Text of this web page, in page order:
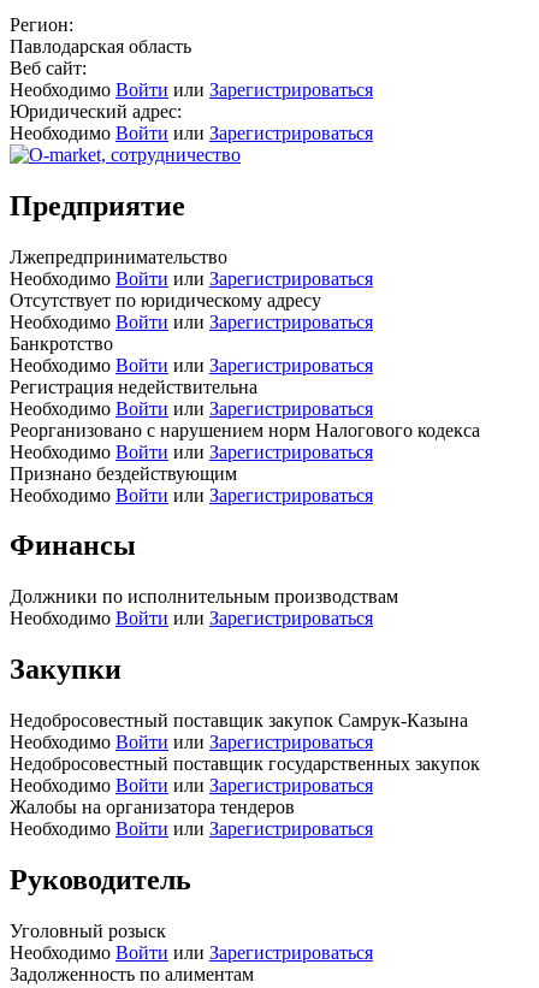
Регион:
Павлодарская область
Веб сайт:
Необходимо Войти или Зарегистрироваться
Юридический адрес:
Необходимо Войти или Зарегистрироваться
Предприятие
Лжепредпринимательство
Необходимо Войти или Зарегистрироваться
Отсутствует по юридическому адресу
Необходимо Войти или Зарегистрироваться
Банкротство
Необходимо Войти или Зарегистрироваться
Регистрация недействительна
Необходимо Войти или Зарегистрироваться
Реорганизовано с нарушением норм Налогового кодекса
Необходимо Войти или Зарегистрироваться
Признано бездействующим
Необходимо Войти или Зарегистрироваться
Финансы
Должники по исполнительным производствам
Необходимо Войти или Зарегистрироваться
Закупки
Недобросовестный поставщик закупок Самрук-Казына
Необходимо Войти или Зарегистрироваться
Недобросовестный поставщик государственных закупок
Необходимо Войти или Зарегистрироваться
Жалобы на организатора тендеров
Необходимо Войти или Зарегистрироваться
Руководитель
Уголовный розыск
Необходимо Войти или Зарегистрироваться
Задолженность по алиментам